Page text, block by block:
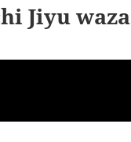
Jiyu waza